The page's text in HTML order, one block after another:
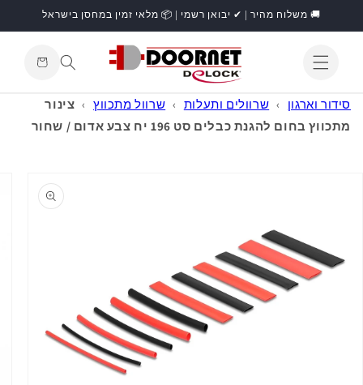
דילוג🚚 משלוח מהיר | ✔ יבואן רשמי | 📦 מלאי זמין במחסן בישראל
התחברות
קניות
סידור וארגון › שרוולים ותעלות › שרוול מתכווץ › צינור
מתכווץ בחום להגנת כבלים סט 196 יח צבע אדום / שחור